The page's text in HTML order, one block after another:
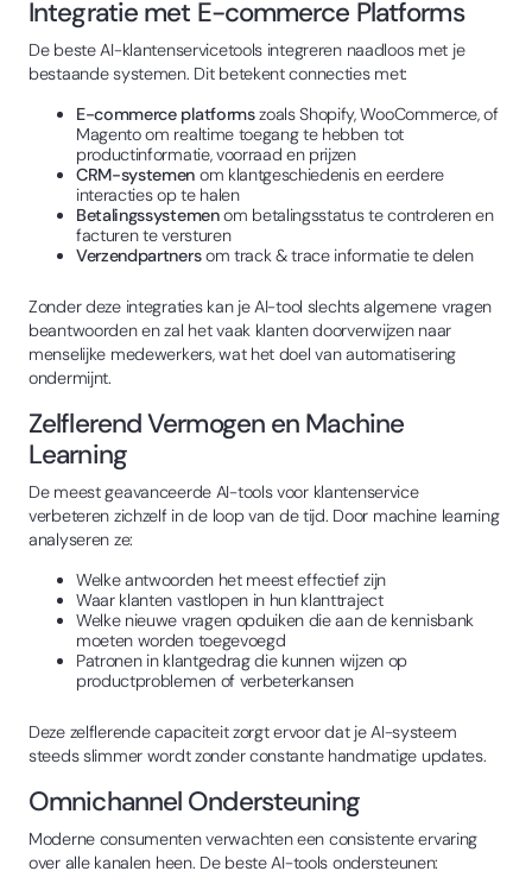
Integratie met E-commerce Platforms
De beste AI-klantenservicetools integreren naadloos met je
bestaande systemen. Dit betekent connecties met:
E-commerce platformszoals Shopify, WooCommerce, of
Magento om realtime toegang te hebben tot
productinformatie, voorraad en prijzen
CRM-systemen om klantgeschiedenis en eerdere
interacties op te halen
Betalingssystemenom betalingsstatus te controleren en
facturen te versturen
Verzendpartnersom track & trace informatie te delen
Zonder deze integraties kan je AI-tool slechts algemene vragen
beantwoorden en zal het vaak klanten doorverwijzen naar
menselijke medewerkers, wat het doel van automatisering
ondermijnt.
Zelflerend Vermogen en Machine
Learning
De meest geavanceerde AI-tools voor klantenservice
verbeteren zichzelf in de loop van de tijd. Door machine learning
analyseren ze:
Welke antwoorden het meest effectief zijn
Waar klanten vastlopen in hun klanttraject
Welke nieuwe vragen opduiken die aan de kennisbank
moeten worden toegevoegd
Patronen in klantgedrag die kunnen wijzen op
productproblemen of verbeterkansen
Deze zelflerende capaciteit zorgt ervoor dat je AI-systeem
steeds slimmer wordt zonder constante handmatige updates.
Omnichannel Ondersteuning
Moderne consumenten verwachten een consistente ervaring
over alle kanalen heen. De beste AI-tools ondersteunen: